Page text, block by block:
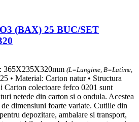
(BAX) 25 BUC/SET
(L=Lungime, B=Latime,
• Material: Carton natur • Structura
colectoare fefco 0201 sunt
netede din carton si o ondula. Acestea
dimensiuni foarte variate. Cutiile din
depozitare, ambalare si transport,